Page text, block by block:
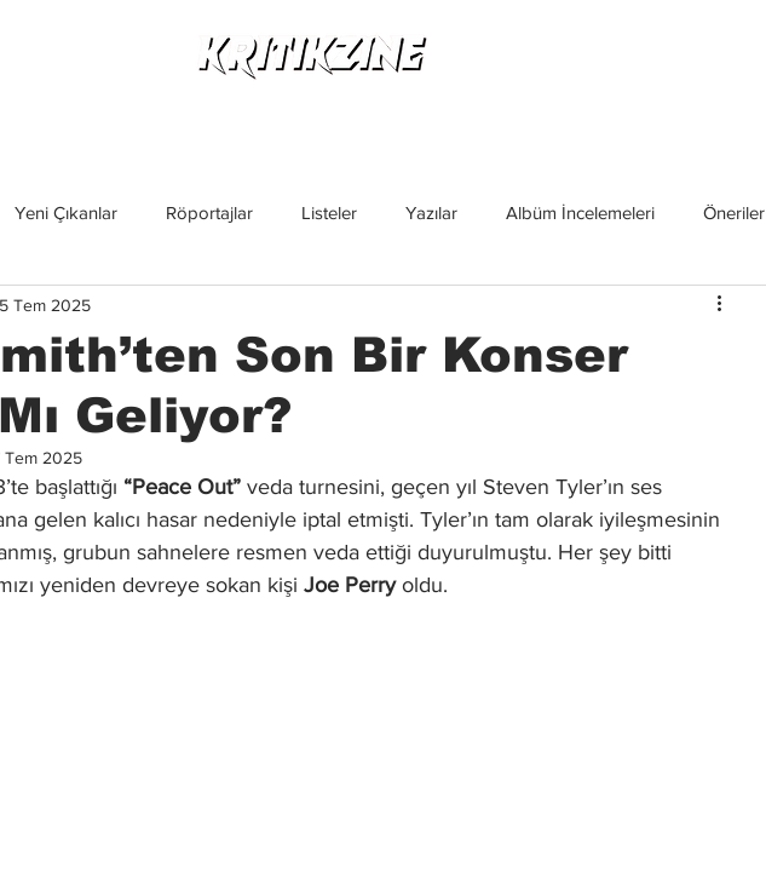
Yeni Çıkanlar Röportajlar Listeler Yazılar Albüm İncelemeleri Öneriler
İncelemeler
Son Bir Konser
Geliyor?
Tem 2025
Tem 2025
başlattığı “Peace Out” veda turnesini, geçen yıl Steven Tyler’ın ses
gelen kalıcı hasar nedeniyle iptal etmişti. Tyler’ın tam olarak iyileşmesinin
grubun sahnelere resmen veda ettiği duyurulmuştu. Her şey bitti
yeniden devreye sokan kişi Joe Perry oldu.